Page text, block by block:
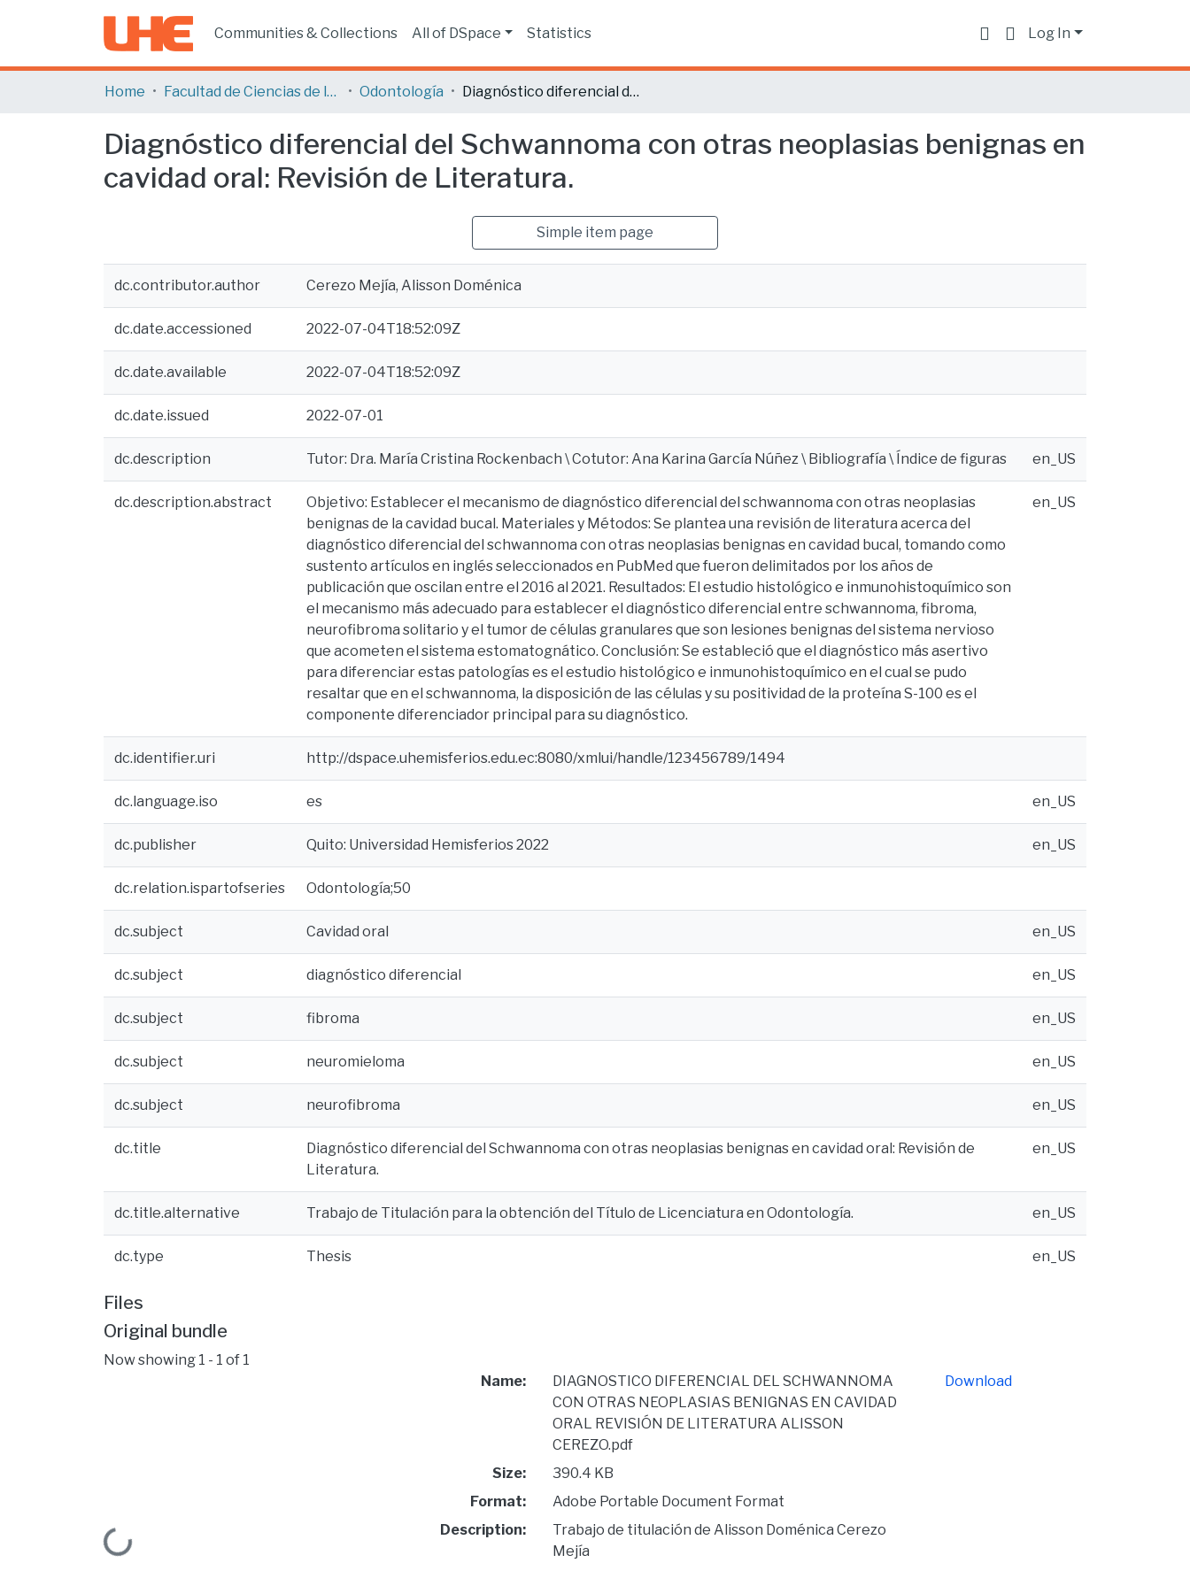
Communities & Collections All of DSpace Statistics Log In
Home Facultad de Ciencias de la Salud Odontología Diagnóstico diferencial del Schwannoma con otras neoplasias benignas en cavidad oral: Revisión de Literatura.
Diagnóstico diferencial del Schwannoma con otras neoplasias benignas en
cavidad oral: Revisión de Literatura.
Simple item page
dc.contributor.author Cerezo Mejía, Alisson Doménica
dc.date.accessioned 2022-07-04T18:52:09Z
dc.date.available 2022-07-04T18:52:09Z
dc.date.issued 2022-07-01
dc.description Tutor: Dra. María Cristina Rockenbach \ Cotutor: Ana Karina García Núñez \ Bibliografía \ Índice de figuras en_US
dc.description.abstract
Objetivo: Establecer el mecanismo de diagnóstico diferencial del schwannoma con otras neoplasias
benignas de la cavidad bucal. Materiales y Métodos: Se plantea una revisión de literatura acerca del
diagnóstico diferencial del schwannoma con otras neoplasias benignas en cavidad bucal, tomando como
sustento artículos en inglés seleccionados en PubMed que fueron delimitados por los años de
publicación que oscilan entre el 2016 al 2021. Resultados: El estudio histológico e inmunohistoquímico son
el mecanismo más adecuado para establecer el diagnóstico diferencial entre schwannoma, fibroma,
neurofibroma solitario y el tumor de células granulares que son lesiones benignas del sistema nervioso
que acometen el sistema estomatognático. Conclusión: Se estableció que el diagnóstico más asertivo
para diferenciar estas patologías es el estudio histológico e inmunohistoquímico en el cual se pudo
resaltar que en el schwannoma, la disposición de las células y su positividad de la proteína S-100 es el
componente diferenciador principal para su diagnóstico.
en_US
dc.identifier.uri http://dspace.uhemisferios.edu.ec:8080/xmlui/handle/123456789/1494
dc.language.iso es en_US
dc.publisher Quito: Universidad Hemisferios 2022 en_US
dc.relation.ispartofseries Odontología;50
dc.subject Cavidad oral en_US
dc.subject diagnóstico diferencial en_US
dc.subject fibroma en_US
dc.subject neuromieloma en_US
dc.subject neurofibroma en_US
dc.title
Diagnóstico diferencial del Schwannoma con otras neoplasias benignas en cavidad oral: Revisión de
Literatura.
en_US
dc.title.alternative Trabajo de Titulación para la obtención del Título de Licenciatura en Odontología. en_US
dc.type Thesis en_US
Files
Original bundle
Now showing 1 - 1 of 1
Loading...
Name:
DIAGNOSTICO DIFERENCIAL DEL SCHWANNOMA
CON OTRAS NEOPLASIAS BENIGNAS EN CAVIDAD
ORAL REVISIÓN DE LITERATURA ALISSON
CEREZO.pdf
Size:
390.4 KB
Format:
Adobe Portable Document Format
Description:
Trabajo de titulación de Alisson Doménica Cerezo
Mejía
Download